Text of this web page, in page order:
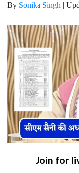
By Sonika Singh |
Join for